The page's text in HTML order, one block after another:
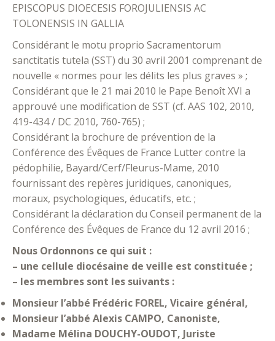
EPISCOPUS DIOECESIS FOROJULIENSIS AC
TOLONENSIS IN GALLIA
Considérant le motu proprio Sacramentorum
sanctitatis tutela (SST) du 30 avril 2001 comprenant de
nouvelle « normes pour les délits les plus graves » ;
Considérant que le 21 mai 2010 le Pape Benoît XVI a
approuvé une modification de SST (cf. AAS 102, 2010,
419-434 / DC 2010, 760-765) ;
Considérant la brochure de prévention de la
Conférence des Évêques de France Lutter contre la
pédophilie, Bayard/Cerf/Fleurus-Mame, 2010
fournissant des repères juridiques, canoniques,
moraux, psychologiques, éducatifs, etc. ;
Considérant la déclaration du Conseil permanent de la
Conférence des Évêques de France du 12 avril 2016 ;
Nous Ordonnons ce qui suit :
– une cellule diocésaine de veille est constituée ;
– les membres sont les suivants :
Monsieur l’abbé Frédéric FOREL, Vicaire général,
Monsieur l’abbé Alexis CAMPO, Canoniste,
Madame Mélina DOUCHY-OUDOT, Juriste